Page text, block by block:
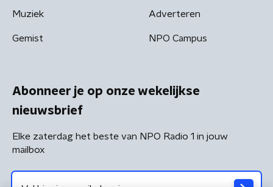
Muziek
Gemist
Adverteren
NPO Campus
Abonneer je op onze wekelijkse
nieuwsbrief
Elke zaterdag het beste van NPO Radio 1 in jouw
mailbox